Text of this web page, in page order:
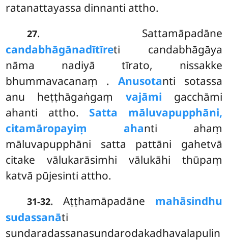
ratanattayassa dinnanti attho.
27. Sattamāpadāne
candabhāgānadītīreti candabhāgāya
nāma nadiyā tīrato, nissakke
bhummavacanaṃ . Anusotanti sotassa
anu heṭṭhāgaṅgaṃ vajāmi gacchāmi
ahanti attho. Satta māluvapupphāni,
citamāropayiṃ ahanti ahaṃ
māluvapupphāni satta pattāni gahetvā
citake vālukarāsimhi vālukāhi thūpaṃ
katvā pūjesinti attho.
31-32. Aṭṭhamāpadāne mahāsindhu
sudassanāti
sundaradassanasundarodakadhavalapulin